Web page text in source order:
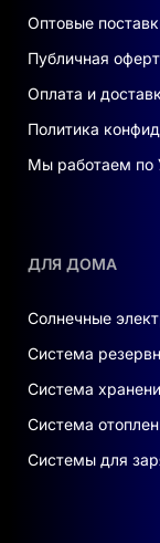
Оптовые
Публичная
Оплата и
Политика
Мы работаем по
ДЛЯ ДОМА
Солнечные
Система
Система
Система
Системы для